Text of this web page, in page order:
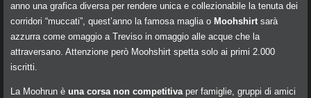
anno una grafica diversa per rendere unica e collezionabile la tenuta dei
corridori “muccati”, quest’anno la famosa maglia o Moohshirtsarà
azzurra come omaggio a Treviso in omaggio alle acque che la
attraversano. Attenzione però Moohshirt spetta solo ai primi 2.000
iscritti.
La Moohrun è una corsa non competitivaper famiglie, gruppi di amici